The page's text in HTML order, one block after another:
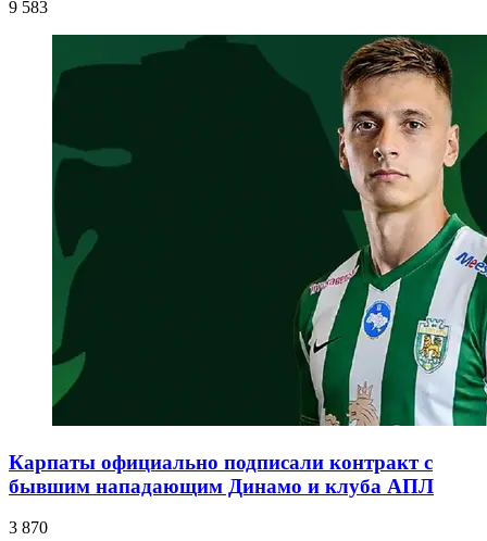
9 583
Карпаты официально подписали контракт с
бывшим нападающим Динамо и клуба АПЛ
3 870